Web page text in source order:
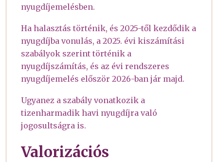
nyugdíjemelésben.
Ha halasztás történik, és 2025-től kezdődik a
nyugdíjba vonulás, a 2025. évi kiszámítási
szabályok szerint történik a
nyugdíjszámítás, és az évi rendszeres
nyugdíjemelés először 2026-ban jár majd.
Ugyanez a szabály vonatkozik a
tizenharmadik havi nyugdíjra való
jogosultságra is.
Valorizációs